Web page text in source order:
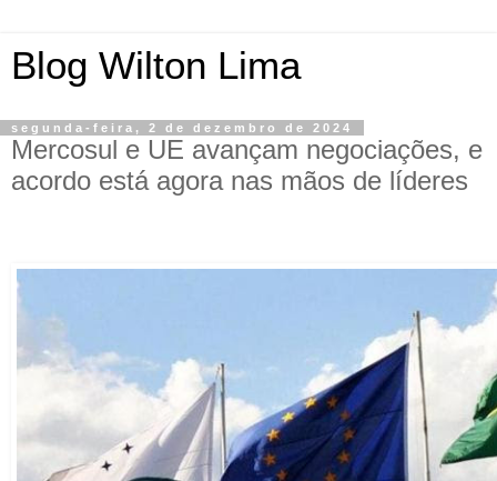
Blog Wilton Lima
segunda-feira, 2 de dezembro de 2024
Mercosul e UE avançam negociações, e
acordo está agora nas mãos de líderes